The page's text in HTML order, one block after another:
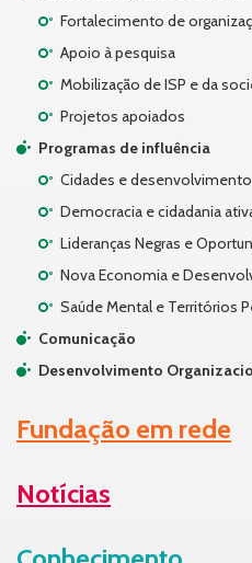
Fortalecimento de
Apoio à pesquisa
Mobilização de ISP e da
Projetos apoiados
Programas de influência
Cidades e
Democracia e cidadania
Lideranças Negras e
Nova Economia e
Saúde Mental e Territórios
Comunicação
Desenvolvimento
Fundação em rede
Notícias